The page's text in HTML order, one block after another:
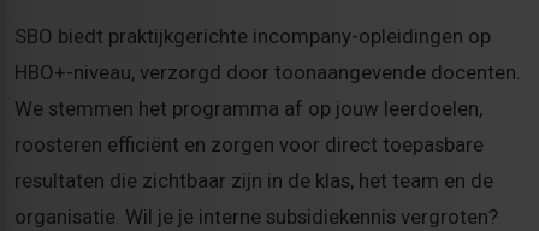
SBO biedt praktijkgerichte incompany-opleidingen op
HBO+-niveau, verzorgd door toonaangevende docenten.
We stemmen het programma af op jouw leerdoelen,
roosteren efficiënt en zorgen voor direct toepasbare
resultaten die zichtbaar zijn in de klas, het team en de
organisatie. Wil je je interne subsidiekennis vergroten?